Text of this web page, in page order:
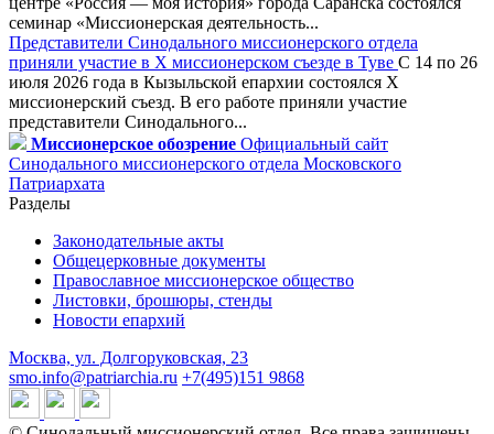
семинар «Миссионерская деятельность...
Представители Синодального миссионерского отдела
приняли участие в X миссионерском съезде в Туве С 14 по 26
июля 2026 года в Кызыльской епархии состоялся X
миссионерский съезд. В его работе приняли участие
представители Синодального...
Миссионерское обозрение Официальный сайт
Синодального миссионерского отдела Московского
Патриархата
Разделы
Законодательные акты
Общецерковные документы
Православное миссионерское общество
Листовки, брошюры, стенды
Новости епархий
Москва, ул. Долгоруковская, 23
smo.info@patriarchia.ru +7(495)151 9868